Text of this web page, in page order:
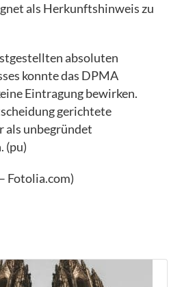
als Herkunftshinweis zu
absoluten
konnte das DPMA
Eintragung bewirken.
gerichtete
als unbegründet
(pu)
Fotolia.com)